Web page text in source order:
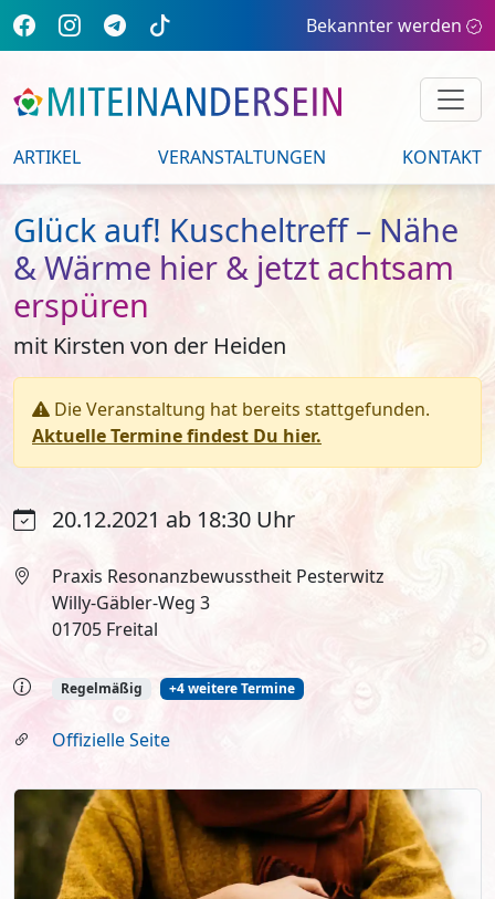
Bekannter werden
ARTIKEL VERANSTALTUNGEN KONTAKT
Glück auf! Kuscheltreff – Nähe
& Wärme hier & jetzt achtsam
erspüren
mit Kirsten von der Heiden
Die Veranstaltung hat bereits stattgefunden.
Aktuelle Termine findest Du hier.
20.12.2021 ab 18:30 Uhr
Praxis Resonanzbewusstheit Pesterwitz
Willy-Gäbler-Weg 3
01705 Freital
Regelmäßig +4 weitere Termine
Offizielle Seite